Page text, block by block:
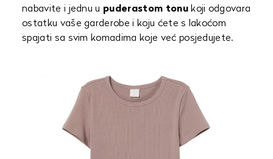
nabavite i jednu u puderastom tonukoji odgovara
ostatku vaše garderobe i koju ćete s lakoćom
spajati sa svim komadima koje već posjedujete.